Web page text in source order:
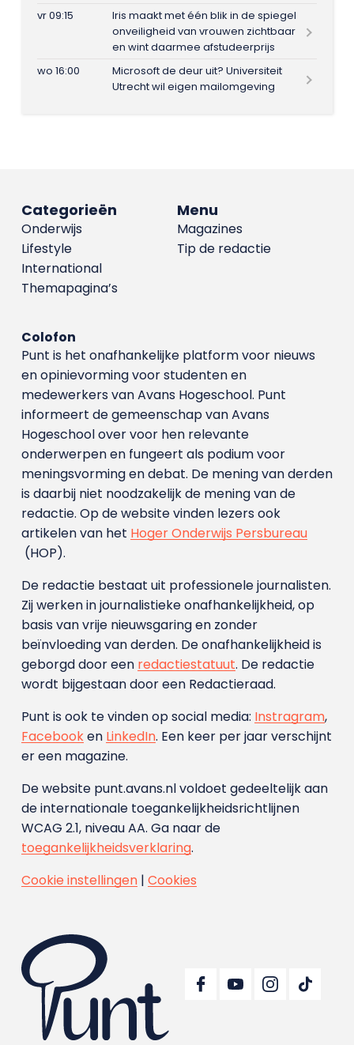
vr 09:15
Iris maakt met één blik in de spiegel
onveiligheid van vrouwen zichtbaar
en wint daarmee afstudeerprijs
wo 16:00
Microsoft de deur uit? Universiteit
Utrecht wil eigen mailomgeving
Menu
Magazines
Tip de redactie
Categorieën
Onderwijs
Lifestyle
International
Themapagina’s
Colofon
Punt is het onafhankelijke platform voor nieuws
en opinievorming voor studenten en
medewerkers van Avans Hoge­school. Punt
informeert de gemeenschap van Avans
Hogeschool over voor hen relevante
onderwerpen en fungeert als podium voor
meningsvorming en debat. De mening van derden
is daarbij niet noodzakelijk de mening van de
redactie. Op de website vinden lezers ook
artikelen van het Hoger Onderwijs Persbureau
(HOP).
De redactie bestaat uit professionele journalisten.
Zij werken in journalistieke onafhankelijkheid, op
basis van vrije nieuwsgaring en zonder
beïnvloeding van derden. De onafhankelijkheid is
geborgd door een redactiestatuut. De redactie
wordt bijgestaan door een Redactieraad.
Punt is ook te vinden op social media: Instragram,
Facebooken LinkedIn. Een keer per jaar verschijnt
er een magazine.
De website punt.avans.nl voldoet gedeeltelijk aan
de internationale toegankelijkheidsrichtlijnen
WCAG 2.1, niveau AA. Ga naar de
toegankelijkheidsverklaring.
Cookie instellingen| Cookies